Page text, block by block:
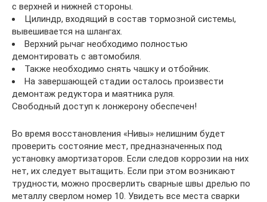
с верхней и нижней стороны.
Цилиндр, входящий в состав тормозной системы,
вывешивается на шлангах.
Верхний рычаг необходимо полностью
демонтировать с автомобиля.
Также необходимо снять чашку и отбойник.
На завершающей стадии осталось произвести
демонтаж редуктора и маятника руля.
Свободный доступ к лонжерону обеспечен!
Во время восстановления «Нивы» нелишним будет
проверить состояние мест, предназначенных под
установку амортизаторов. Если следов коррозии на них
нет, их следует вытащить. Если при этом возникают
трудности, можно просверлить сварные швы дрелью по
металлу сверлом номер 10. Увидеть все места сварки